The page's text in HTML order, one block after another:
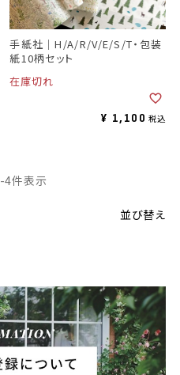
手紙社｜H/A/R/V/E/S/T・包装
紙10柄セット
在庫切れ
¥ 1,100 税込
並び替え
-4件表示